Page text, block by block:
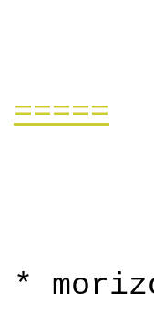
=====
*